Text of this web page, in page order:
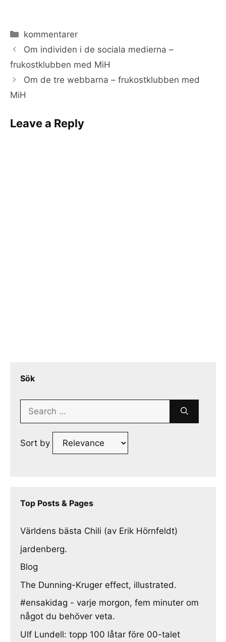
Categories
kommentarer
Om individen i de sociala medierna –
frukostklubben med MiH
Om de tre webbarna – frukostklubben med
MiH
Leave a Reply
Sök
Search
Sort by
Top Posts & Pages
Världens bästa Chili (av Erik Hörnfeldt)
jardenberg.
Blog
The Dunning-Kruger effect, illustrated.
#ensakidag - varje morgon, fem minuter om
något du behöver veta.
Ulf Lundell: topp 100 låtar före 00-talet